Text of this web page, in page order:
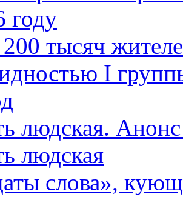
году
200 тысяч
I
людская.
людская
слова»,